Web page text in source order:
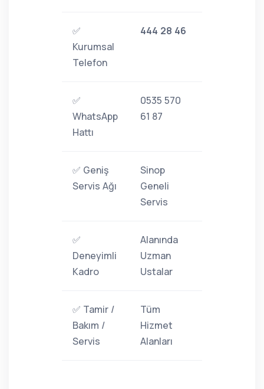
✅
Kurumsal
Telefon
444 28 46
✅
WhatsApp
Hattı
0535 570
61 87
✅ Geniş
Servis Ağı
Sinop
Geneli
Servis
✅
Deneyimli
Kadro
Alanında
Uzman
Ustalar
✅ Tamir /
Bakım /
Servis
Tüm
Hizmet
Alanları